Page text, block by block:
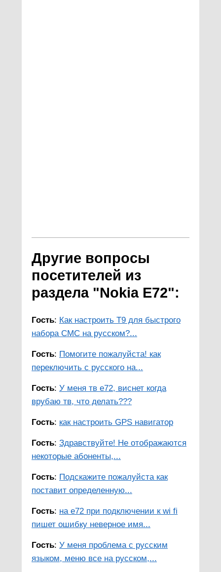
Другие вопросы
посетителей из
раздела "Nokia E72":
Гость: Как настроить Т9 для быстрого
набора СМС на русском?...
Гость: Помогите пожалуйста! как
переключить с русского на...
Гость: У меня тв е72, виснет когда
врубаю тв, что делать???
Гость: как настроить GPS навигатор
Гость: Здравствуйте! Не отображаются
некоторые абоненты,...
Гость: Подскажите пожалуйста как
поставит определенную...
Гость: на e72 при подключении к wi fi
пишет ошибку неверное имя...
Гость: У меня проблема с русским
языком, меню все на русском,...